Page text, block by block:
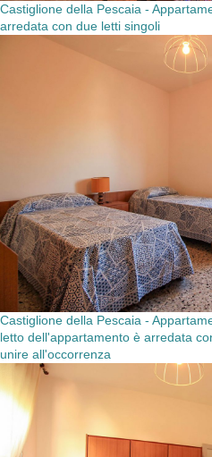
Castiglione della Pescaia -
arredata con due letti singoli
Castiglione della Pescaia -
letto dell'appartamento è arredata
unire all'occorrenza